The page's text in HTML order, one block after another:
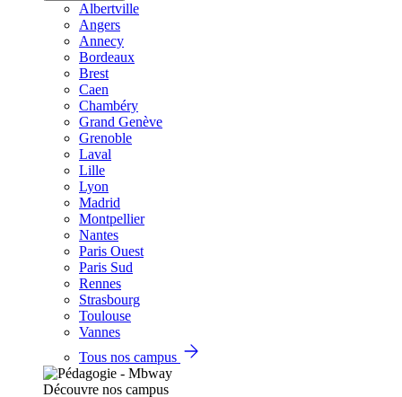
Albertville
Angers
Annecy
Bordeaux
Brest
Caen
Chambéry
Grand Genève
Grenoble
Laval
Lille
Lyon
Madrid
Montpellier
Nantes
Paris Ouest
Paris Sud
Rennes
Strasbourg
Toulouse
Vannes
Tous nos campus
Découvre nos campus